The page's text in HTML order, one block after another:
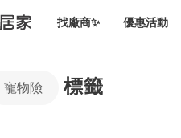
找廠商✨ 優惠活動
募居住好生活講座
寵物險 標籤